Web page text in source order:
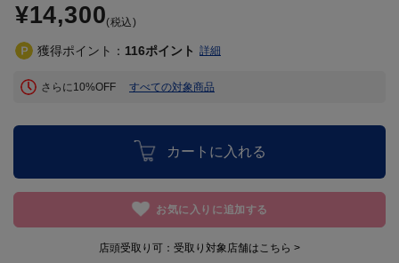
¥14,300(税込)
獲得ポイント： 116ポイント 詳細
さらに10%OFF すべての対象商品
カートに入れる
お気に入りに追加する
店頭受取り可： 受取り対象店舗はこちら >